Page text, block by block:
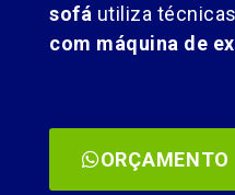
sofá utiliza
com máquina de
ORÇAMENTO